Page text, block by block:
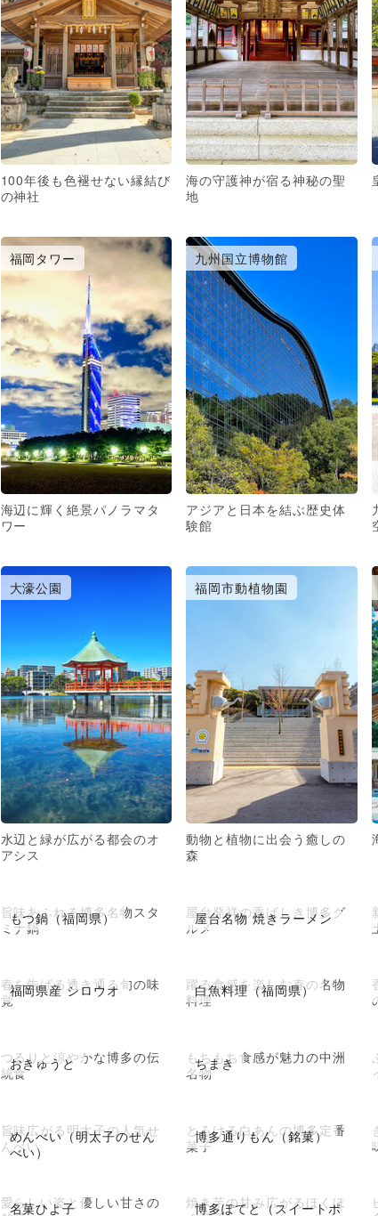
100年後も色褪せない縁結び
の神社
海の守護神が宿る神秘の聖
地
福岡タワー
海辺に輝く絶景パノラマタ
ワー
九州国立博物館
アジアと日本を結ぶ歴史体
験館
大濠公園
水辺と緑が広がる都会のオ
アシス
福岡市動植物園
動物と植物に出会う癒しの
森
もつ鍋（福岡県）
旨味あふれる博多名物スタ
ミナ鍋
屋台名物 焼きラーメン
屋台発祥の香ばしき博多グ
ルメ
福岡県産 シロウオ
春を告げる透き通る旬の味
覚
白魚料理（福岡県）
躍る食感を楽しむ春の名物
料理
おきゅうと
つるりと涼やかな博多の伝
統食
ちまき
もちもち食感が魅力の中洲
名物
めんべい（明太子のせん
べい）
旨味広がる明太子の人気せ
んべい
博多通りもん（銘菓）
とろける白あんの博多定番
菓子
名菓ひよ子
愛らしい姿と優しい甘さの
博多ぽてと（スイートポ
焼き芋の甘み広がるほくほ